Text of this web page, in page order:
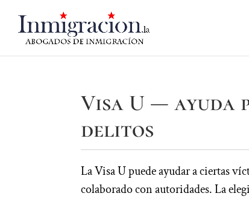
Visa U — ayuda
delitos
La Visa U puede ayudar a ciertas
colaborado con autoridades. La